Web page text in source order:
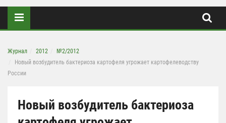
Журнал 2012
№2/2012
Новый возбудитель бактериоза картофеля угрожает картофелеводству
России
Новый возбудитель бактериоза